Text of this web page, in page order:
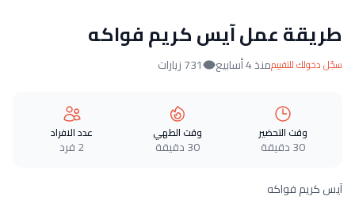
طريقة عمل آيس كريم فواكه
سجّل دخولك للتقييممنذ 4 أسابيع 731 زيارات
وقت التحضير
30 دقيقة
وقت الطهي
30 دقيقة
عدد الافراد
2 فرد
آيس كريم فواكه